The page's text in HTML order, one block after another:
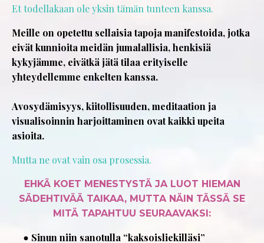
Et todellakaan ole yksin tämän tunteen kanssa.
Meille on opetettu sellaisia tapoja manifestoida, jotka
eivät kunnioita meidän jumalallisia, henkisiä
kykyjämme, eivätkä jätä tilaa erityiselle
yhteydellemme enkelten kanssa.
Avosydämisyys, kiitollisuuden, meditaation ja
visualisoinnin harjoittaminen ovat kaikki upeita
asioita.
Mutta ne ovat vain osa prosessia.
EHKÄ KOET MENESTYSTÄ JA LUOT HIEMAN
SÄDEHTIVÄÄ TAIKAA, MUTTA NÄIN TÄSSÄ SE
MITÄ TAPAHTUU SEURAAVAKSI:
Sinun niin sanotulla “kaksoisliekilläsi”